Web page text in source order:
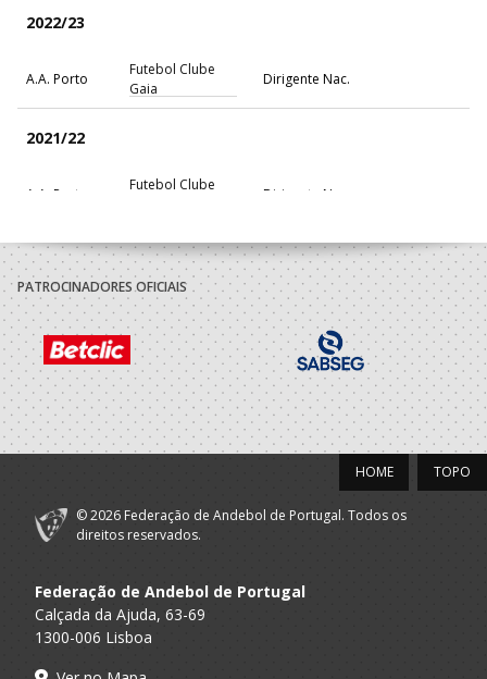
2022/23
A.A. Porto
Futebol Clube
Gaia
Dirigente Nac.
2021/22
A.A. Porto
Futebol Clube
Dirigente Nac.
PATROCINADORES OFICIAIS
TOPO
HOME
© 2026 Federação de Andebol de Portugal. Todos os
direitos reservados.
Federação de Andebol de Portugal
Calçada da Ajuda, 63-69
1300-006 Lisboa